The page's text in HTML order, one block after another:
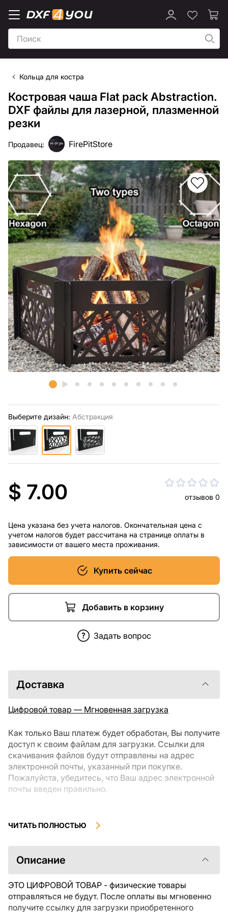
Кольца для костра
Костровая чаша Flat pack Abstraction.
DXF файлы для лазерной, плазменной
резки
Продавец: FirePitStore
Выберите дизайн: Абстракция
$ 7.00 отзывов 0
Цена указана без учета налогов. Окончательная цена с
учетом налогов будет рассчитана на странице оплаты в
зависимости от вашего места проживания.
Купить сейчас
Добавить в корзину
Задать вопрос
Доставка
Цифровой товар — Мгновенная загрузка
Как только Ваш платеж будет обработан, Вы получите
доступ к своим файлам для загрузки. Ссылки для
скачивания файлов будут отправлены на адрес
электронной почты, указанный при покупке.
Пожалуйста, убедитесь, что Ваш адрес электронной
почты введен правильно.
загрузки, не подлежат возврату или обмену после их
ознакомиться с описанием товара и задать все
интересующие Вас вопросы перед покупкой. Если у
свяжитесь с продавцом напрямую.
ЧИТАТЬ ПОЛНОСТЬЮ
Описание
ЭТО ЦИФРОВОЙ ТОВАР - физические товары
отправляться не будут. После оплаты вы мгновенно
получите ссылку для загрузки приобретенного